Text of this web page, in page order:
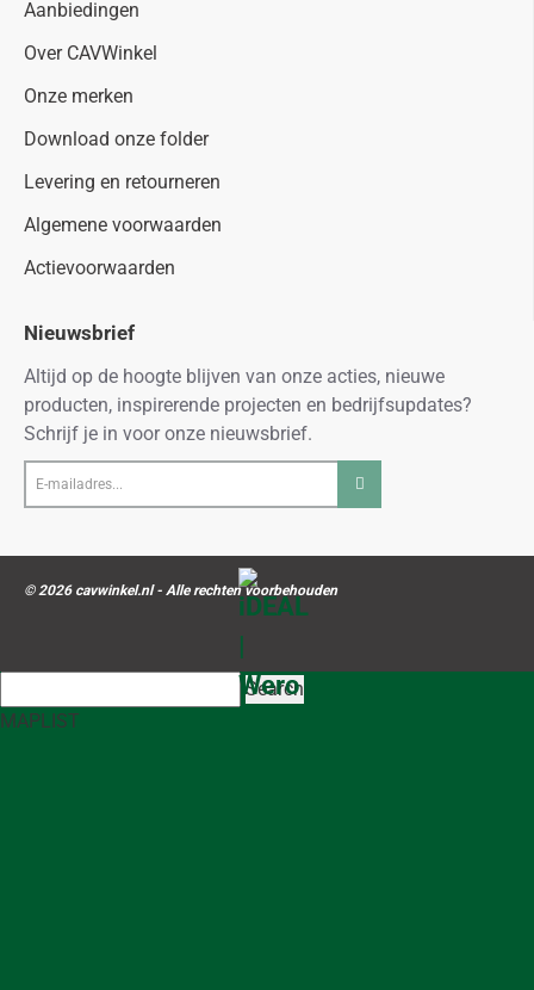
Aanbiedingen
Over CAVWinkel
Onze merken
Download onze folder
Levering en retourneren
Algemene voorwaarden
Actievoorwaarden
Nieuwsbrief
Altijd op de hoogte blijven van onze acties, nieuwe
producten, inspirerende projecten en bedrijfsupdates?
Schrijf je in voor onze nieuwsbrief.
mailadres...
© 2026 cavwinkel.nl - Alle rechten voorbehouden
Search
MAPLIST